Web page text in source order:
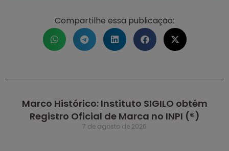
Compartilhe essa publicação:
Marco Histórico: Instituto SIGILO obtém
Registro Oficial de Marca no INPI (®)
7 de agosto de 2026